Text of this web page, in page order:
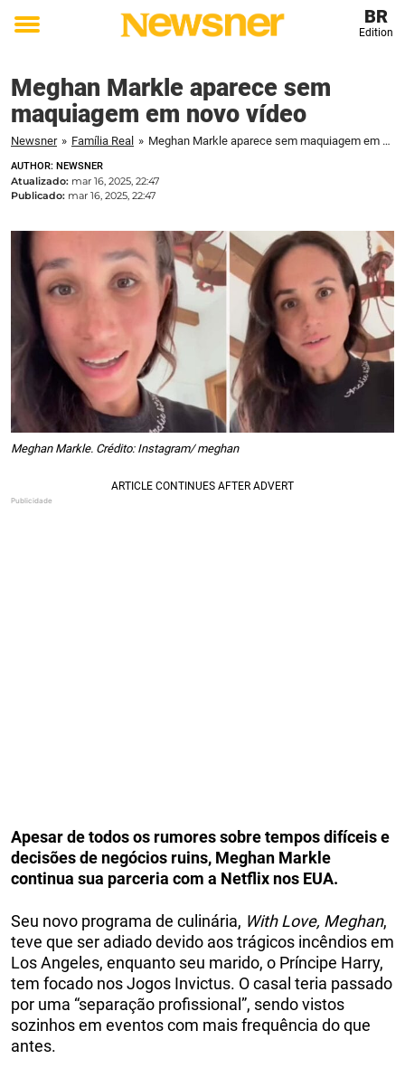
Toggle
BR
Edition
Meghan Markle aparece sem
maquiagem em novo vídeo
Newsner » Família Real » Meghan Markle aparece sem maquiagem em novo vídeo
AUTHOR: NEWSNER
Atualizado: mar 16, 2025, 22:47
Publicado: mar 16, 2025, 22:47
Meghan Markle. Crédito: Instagram/ meghan
Apesar de todos os rumores sobre tempos difíceis e
decisões de negócios ruins, Meghan Markle
continua sua parceria com a Netflix nos EUA.
Seu novo programa de culinária, With Love, Meghan,
teve que ser adiado devido aos trágicos incêndios em
Los Angeles, enquanto seu marido, o Príncipe Harry,
tem focado nos Jogos Invictus. O casal teria passado
por uma “separação profissional”, sendo vistos
sozinhos em eventos com mais frequência do que
antes.